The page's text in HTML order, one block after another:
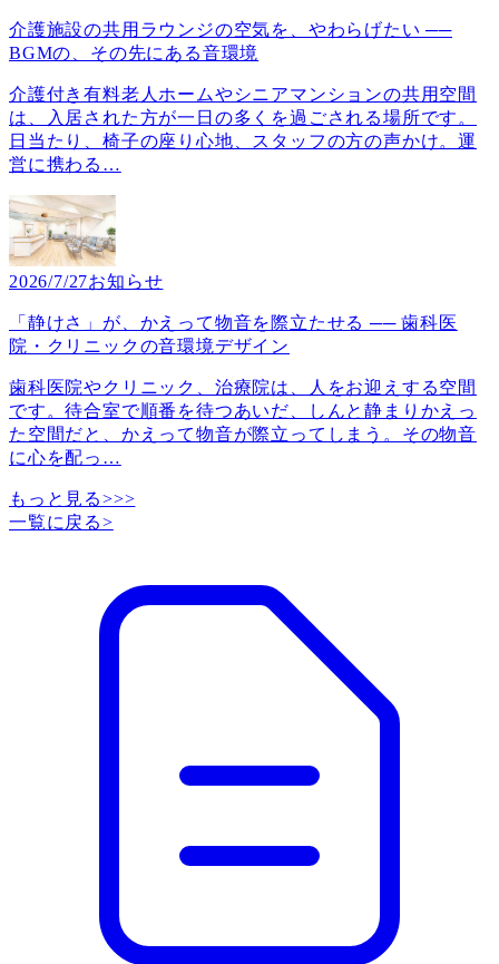
介護施設の共用ラウンジの空気を、やわらげたい ──
BGMの、その先にある音環境
介護付き有料老人ホームやシニアマンションの共用空間
は、入居された方が一日の多くを過ごされる場所です。
日当たり、椅子の座り心地、スタッフの方の声かけ。運
営に携わる …
2026/7/27お知らせ
「静けさ」が、かえって物音を際立たせる ── 歯科医
院・クリニックの音環境デザイン
歯科医院やクリニック、治療院は、人をお迎えする空間
です。待合室で順番を待つあいだ、しんと静まりかえっ
た空間だと、かえって物音が際立ってしまう。その物音
に心を配っ …
もっと見る>>>
一覧に戻る>